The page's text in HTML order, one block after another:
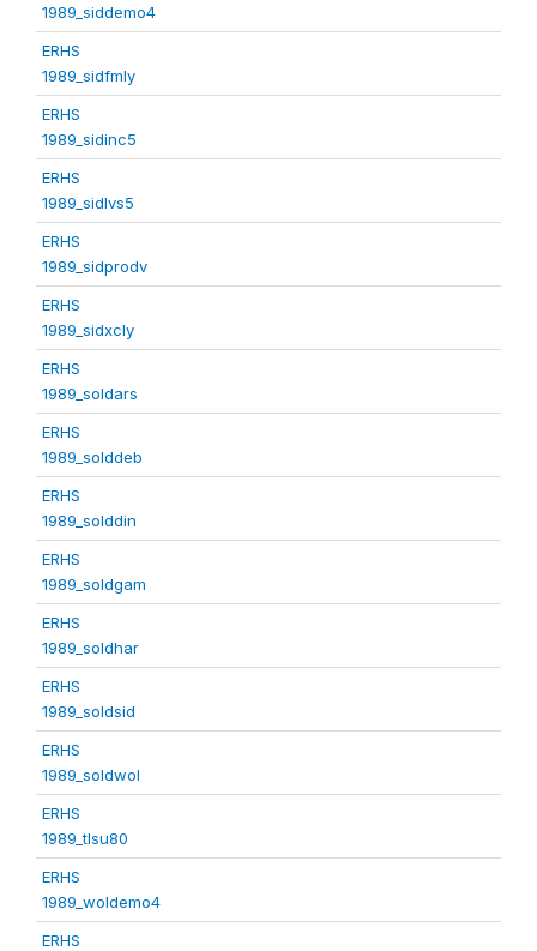
1989_siddemo4
ERHS
1989_sidfmly
ERHS
1989_sidinc5
ERHS
1989_sidlvs5
ERHS
1989_sidprodv
ERHS
1989_sidxcly
ERHS
1989_soldars
ERHS
1989_solddeb
ERHS
1989_solddin
ERHS
1989_soldgam
ERHS
1989_soldhar
ERHS
1989_soldsid
ERHS
1989_soldwol
ERHS
1989_tlsu80
ERHS
1989_woldemo4
ERHS